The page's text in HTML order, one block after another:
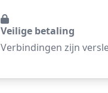
Veilige betaling
Verbindingen zijn